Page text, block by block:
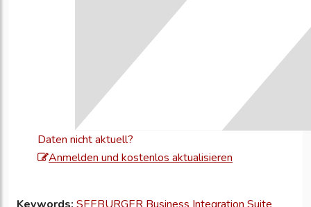
Daten nicht aktuell?
Anmelden und kostenlos aktualisieren